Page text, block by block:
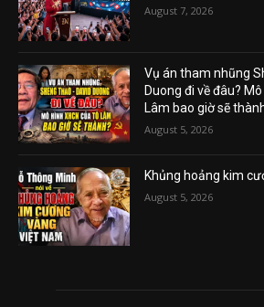
August 7, 2026
Vụ án tham nhũng
Duong đi về đâu?
Lâm bao giờ sẽ
August 5, 2026
Khủng hoảng kim
August 5, 2026